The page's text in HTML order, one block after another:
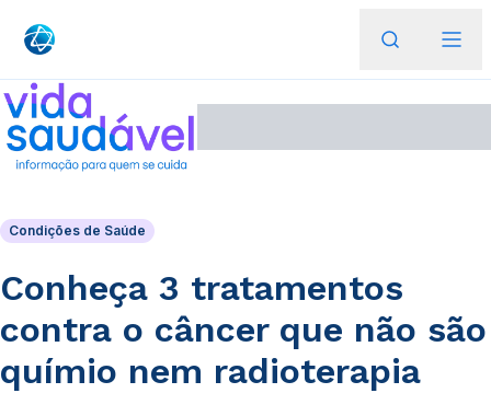
Condições de Saúde
Conheça 3 tratamentos
contra o câncer que não são
químio nem radioterapia